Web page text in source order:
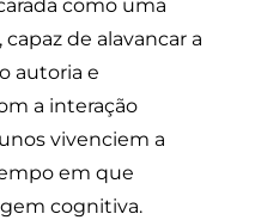
como uma
de alavancar a
autoria e
a interação
vivenciem a
em que
cognitiva.